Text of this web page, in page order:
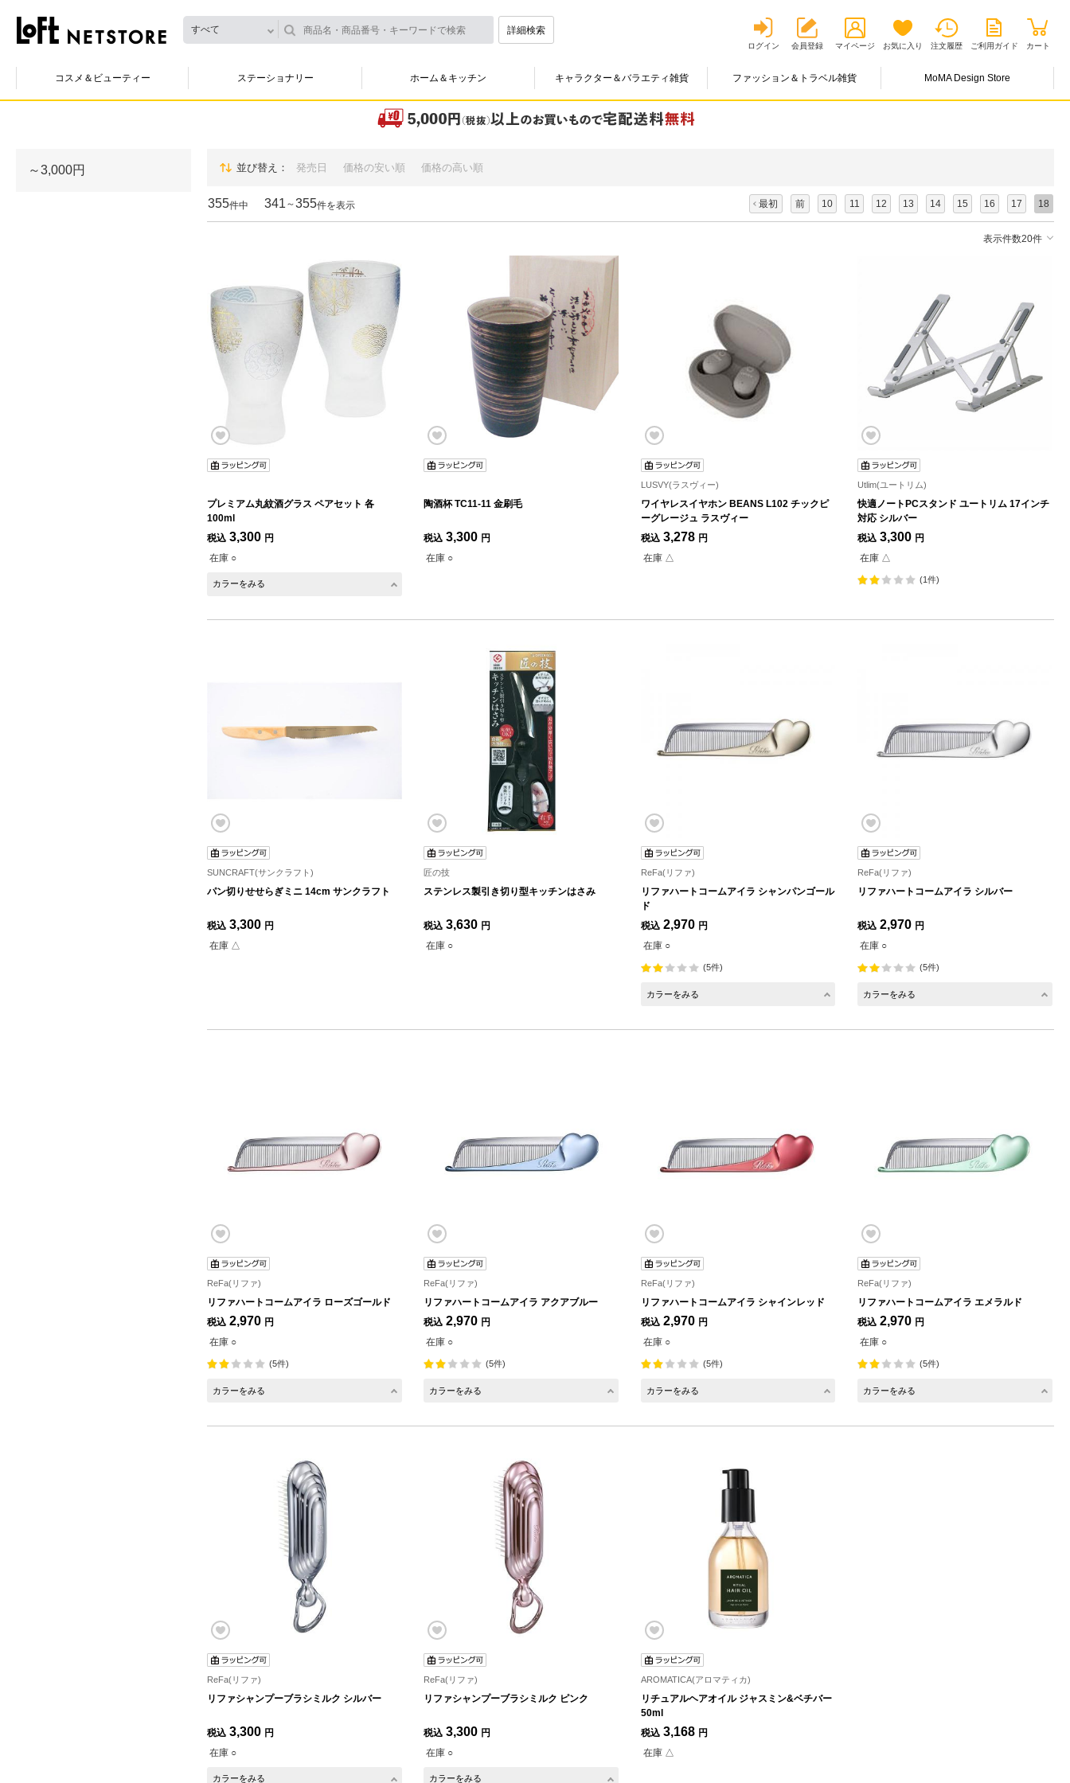
すべて 詳細検索
ログイン 会員登録 マイページ お気に入り 注文履歴 ご利用ガイド カート
コスメ＆ビューティー ステーショナリー ホーム＆キッチン キャラクター＆バラエティ雑貨 ファッション＆トラベル雑貨 MoMA Design Store
～3,000円 並び替え 発売日 価格の安い順 価格の高い順
355件中 341 ～355件を表示 最初 前 10 11 12 13 14 15 16 17 18
表示件数20件
プレミアム丸紋酒グラス ペアセット 各
100ml
税込 3,300 円
在庫 ○
カラーをみる
陶酒杯 TC11-11 金刷毛
税込 3,300 円
在庫 ○
LUSVY(ラスヴィー)
ワイヤレスイヤホン BEANS L102 チックピ
ーグレージュ ラスヴィー
税込 3,278 円
在庫 △
Utlim(ユートリム)
快適ノートPCスタンド ユートリム 17インチ
対応 シルバー
税込 3,300 円
在庫 △
(1件)
SUNCRAFT(サンクラフト)
パン切りせせらぎミニ 14cm サンクラフト
税込 3,300 円
在庫 △
匠の技
ステンレス製引き切り型キッチンはさみ
税込 3,630 円
在庫 ○
ReFa(リファ)
リファハートコームアイラ シャンパンゴール
ド
税込 2,970 円
在庫 ○
(5件)
カラーをみる
ReFa(リファ)
リファハートコームアイラ シルバー
税込 2,970 円
在庫 ○
(5件)
カラーをみる
ReFa(リファ)
リファハートコームアイラ ローズゴールド
税込 2,970 円
在庫 ○
(5件)
カラーをみる
ReFa(リファ)
リファハートコームアイラ アクアブルー
税込 2,970 円
在庫 ○
(5件)
カラーをみる
ReFa(リファ)
リファハートコームアイラ シャインレッド
税込 2,970 円
在庫 ○
(5件)
カラーをみる
ReFa(リファ)
リファハートコームアイラ エメラルド
税込 2,970 円
在庫 ○
(5件)
カラーをみる
ReFa(リファ)
リファシャンプーブラシミルク シルバー
税込 3,300 円
在庫 ○
カラーをみる
ReFa(リファ)
リファシャンプーブラシミルク ピンク
税込 3,300 円
在庫 ○
カラーをみる
AROMATICA(アロマティカ)
リチュアルヘアオイル ジャスミン&ベチバー
50ml
税込 3,168 円
在庫 △